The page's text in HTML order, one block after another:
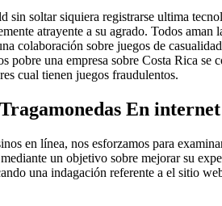
sin soltar siquiera registrarse ultima
atrayente a su agrado. Todos
colaboración sobre juegos de
pobre una empresa sobre Costa Rica
cual tienen juegos fraudulentos.
En internet
en línea, nos esforzamos para
un objetivo sobre mejorar su
una indagación referente a el sitio